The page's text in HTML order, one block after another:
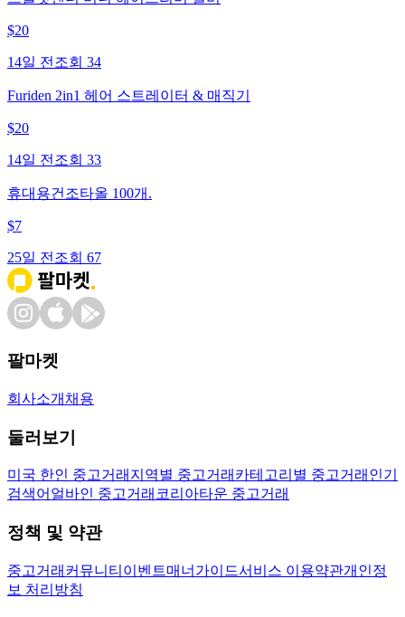
$20
14일 전 조회 34
Furiden 2in1 헤어 스트레이터 & 매직기
$20
14일 전 조회 33
휴대용건조타올 100개.
$7
25일 전 조회 67
팔마켓
회사소개 채용
둘러보기
미국 한인 중고거래 지역별 중고거래 카테고리별 중고거래 인기
검색어 얼바인 중고거래 코리아타운 중고거래
정책 및 약관
중고거래 커뮤니티 이벤트매너가이드서비스 이용약관개인정
보 처리방침